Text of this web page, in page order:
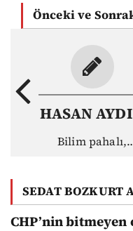
Önceki ve
HASAN
Bilim pahalı,
yeni düzeni
SEDAT BOZKURT
CHP’nin